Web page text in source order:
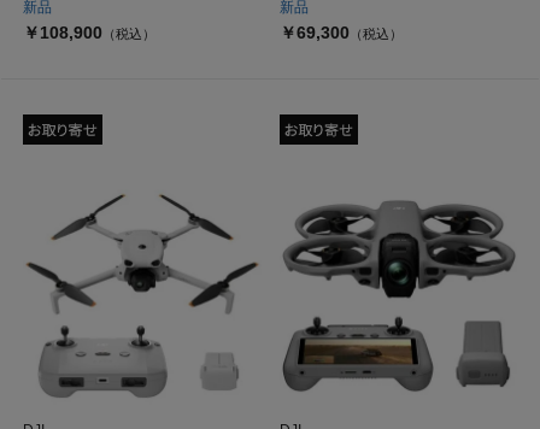
新品
￥108,900 （税込）
新品
￥69,300 （税込）